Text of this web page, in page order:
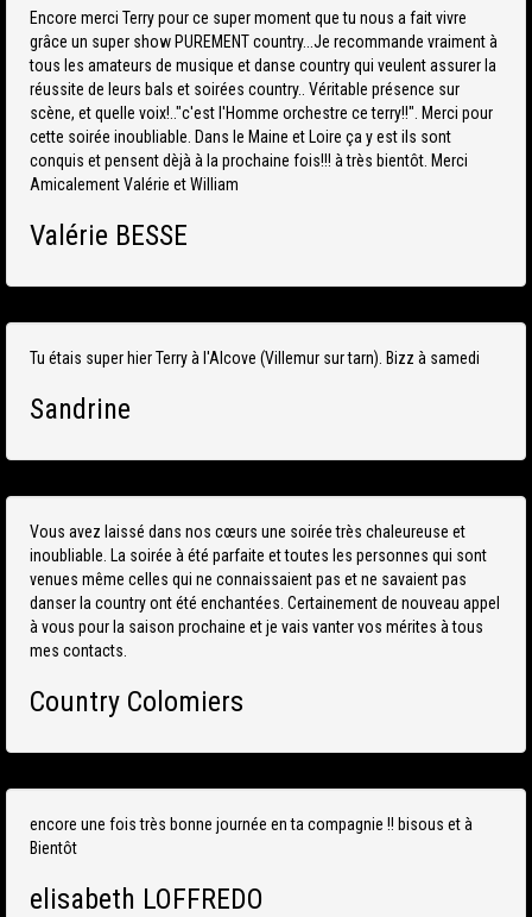
Encore merci Terry pour ce super moment que tu nous a fait vivre
grâce un super show PUREMENT country...Je recommande vraiment à
tous les amateurs de musique et danse country qui veulent assurer la
réussite de leurs bals et soirées country.. Véritable présence sur
scène, et quelle voix!.."c'est l'Homme orchestre ce terry!!". Merci pour
cette soirée inoubliable. Dans le Maine et Loire ça y est ils sont
conquis et pensent dèjà à la prochaine fois!!! à très bientôt. Merci
Amicalement Valérie et William
Valérie BESSE
Tu étais super hier Terry à l'Alcove (Villemur sur tarn). Bizz à samedi
Sandrine
Vous avez laissé dans nos cœurs une soirée très chaleureuse et
inoubliable. La soirée à été parfaite et toutes les personnes qui sont
venues même celles qui ne connaissaient pas et ne savaient pas
danser la country ont été enchantées. Certainement de nouveau appel
à vous pour la saison prochaine et je vais vanter vos mérites à tous
mes contacts.
Country Colomiers
encore une fois très bonne journée en ta compagnie !! bisous et à
Bientôt
elisabeth LOFFREDO